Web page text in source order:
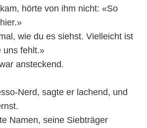
hörte von ihm nicht: «So
wie du es siehst. Vielleicht ist
uns fehlt.»
ansteckend.
Nerd, sagte er lachend, und
Namen, seine Siebträger